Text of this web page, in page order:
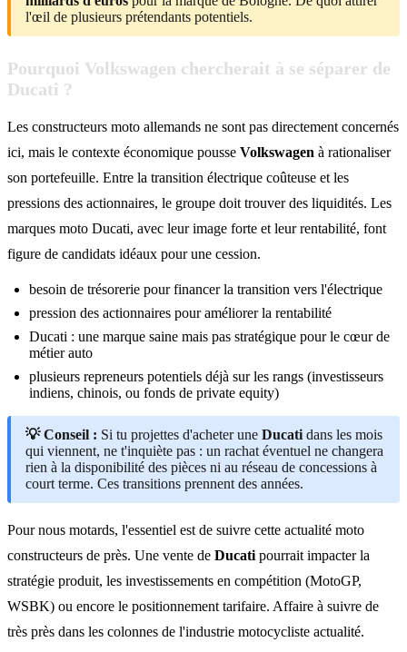
l'œil de plusieurs prétendants potentiels.
Pourquoi Volkswagen chercherait à se séparer de
Ducati ?
Les constructeurs moto allemands ne sont pas directement concernés
ici, mais le contexte économique pousse Volkswagen à rationaliser
son portefeuille. Entre la transition électrique coûteuse et les
pressions des actionnaires, le groupe doit trouver des liquidités. Les
marques moto Ducati, avec leur image forte et leur rentabilité, font
figure de candidats idéaux pour une cession.
besoin de trésorerie pour financer la transition vers l'électrique
pression des actionnaires pour améliorer la rentabilité
Ducati : une marque saine mais pas stratégique pour le cœur de
métier auto
plusieurs repreneurs potentiels déjà sur les rangs (investisseurs
indiens, chinois, ou fonds de private equity)
💡 Conseil : Si tu projettes d'acheter une Ducati dans les mois
qui viennent, ne t'inquiète pas : un rachat éventuel ne changera
rien à la disponibilité des pièces ni au réseau de concessions à
court terme. Ces transitions prennent des années.
Pour nous motards, l'essentiel est de suivre cette actualité moto
constructeurs de près. Une vente de Ducati pourrait impacter la
stratégie produit, les investissements en compétition (MotoGP,
WSBK) ou encore le positionnement tarifaire. Affaire à suivre de
très près dans les colonnes de l'industrie motocycliste actualité.